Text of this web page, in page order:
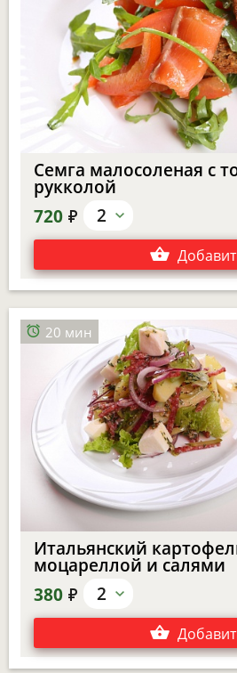
Семга малосоленая с
рукколой
720 е 2
20 мин
Итальянский
моцареллой и салями
380 е 2